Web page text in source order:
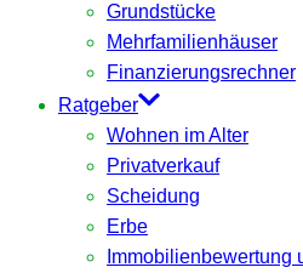
Grundstücke
Mehrfamilienhäuser
Finanzierungsrechner
Ratgeber
Wohnen im Alter
Privatverkauf
Scheidung
Erbe
Immobilienbewertung